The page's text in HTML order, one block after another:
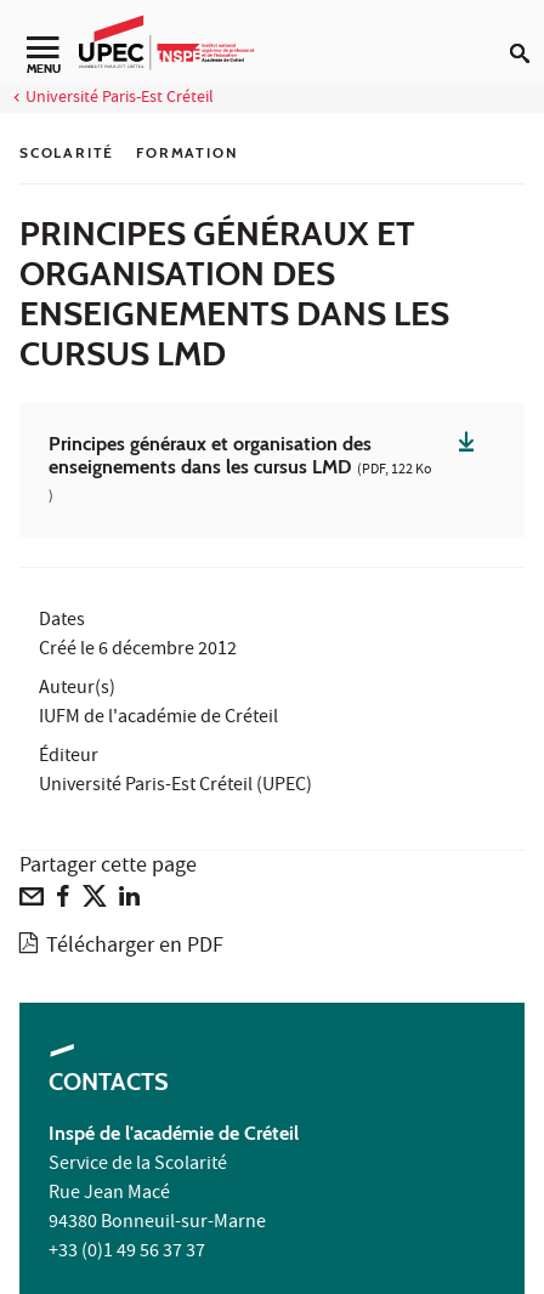
Aller au contenu
Navigation secondaire
MENU
Université Paris-Est Créteil
SCOLARITÉ FORMATION
PRINCIPES GÉNÉRAUX ET
ORGANISATION DES
ENSEIGNEMENTS DANS LES
CURSUS LMD
Principes généraux et organisation des
enseignements dans les cursus LMD (PDF, 122 Ko
)
Dates
Créé le6 décembre 2012
Auteur(s)
IUFM de l'académie de Créteil
Éditeur
Université Paris-Est Créteil (UPEC)
Partager cette page
Télécharger en PDF
CONTACTS
Inspé de l'académie de Créteil
Service de la Scolarité
Rue Jean Macé
94380 Bonneuil-sur-Marne
+33 (0)1 49 56 37 37